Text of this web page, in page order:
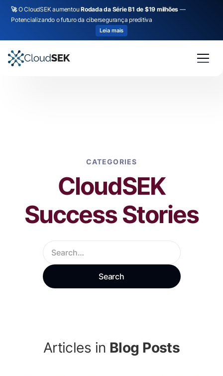
🚀O CloudSEK aumentouRodada da Série B1 de $19 milhões —
Potencializando o futuro da cibersegurança preditiva
Leia mais
CATEGORIES
CloudSEK
Success Stories
Articles in Blog Posts